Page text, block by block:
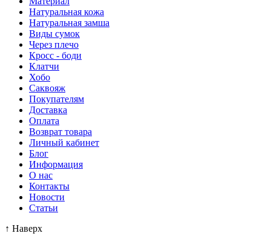
Натуральная кожа
Натуральная замша
Виды сумок
Через плечо
Кросс - боди
Клатчи
Хобо
Саквояж
Покупателям
Доставка
Оплата
Возврат товара
Личный кабинет
Блог
Информация
О нас
Контакты
Новости
Статьи
↑ Наверх